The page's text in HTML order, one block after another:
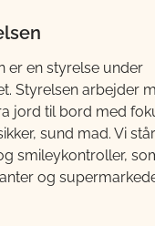
er en styrelse under
Styrelsen arbejder
jord til bord med
sund mad. Vi
smileykontroller,
og